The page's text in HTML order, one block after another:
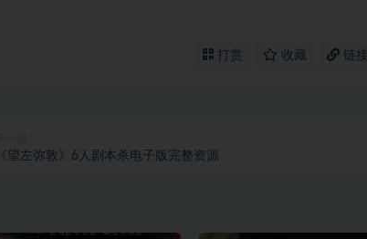
打赏 收藏 链接
《望左弥敦》6人剧本杀电子版完整资源